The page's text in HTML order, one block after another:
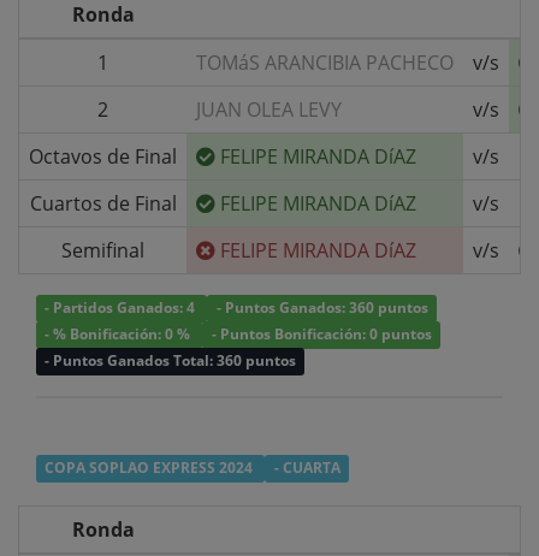
Ronda
1
TOMáS ARANCIBIA PACHECO
v/s
2
JUAN OLEA LEVY
v/s
Octavos de Final
FELIPE MIRANDA DíAZ v/s
Cuartos de Final
FELIPE MIRANDA DíAZ v/s
Semifinal
FELIPE MIRANDA DíAZ v/s
- Partidos Ganados: 4
- Puntos Ganados: 360 puntos
- % Bonificación: 0 %
- Puntos Bonificación: 0 puntos
- Puntos Ganados Total: 360 puntos
COPA SOPLAO EXPRESS 2024 - CUARTA
Ronda